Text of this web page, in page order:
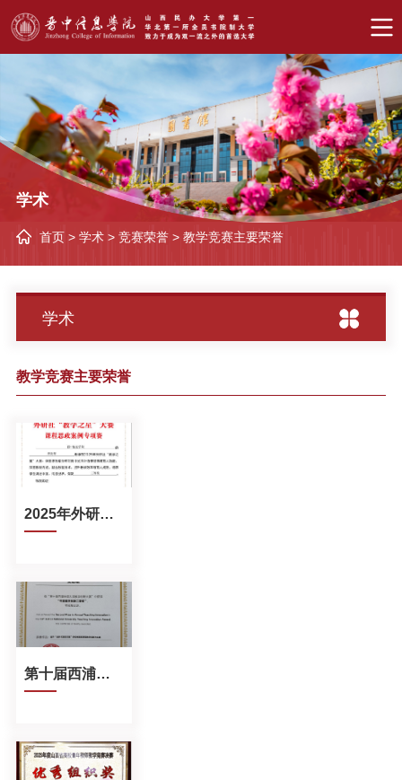
学术
首页> 学术> 竞赛荣誉> 教学竞赛主要荣誉
学术
教学竞赛主要荣誉
2025年外研社“教学之星”大赛
第十届西浦全国大学教学创新大赛